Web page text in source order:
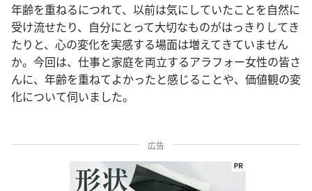
年齢を重ねるにつれて、以前は気にしていたことを自然に
受け流せたり、自分にとって大切なものがはっきりしてき
たりと、心の変化を実感する場面は増えてきていません
か。今回は、仕事と家庭を両立するアラフォー女性の皆さ
んに、年齢を重ねてよかったと感じることや、価値観の変
化について伺いました。
広告